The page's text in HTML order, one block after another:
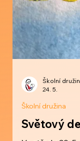
Školní družina